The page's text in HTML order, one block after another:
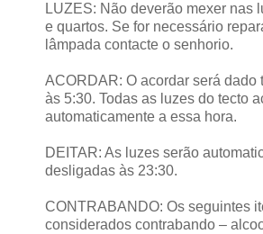
LUZES: Não deverão mexer nas
e quartos. Se for necessário
lâmpada contacte o senhorio.
ACORDAR: O acordar será dado
às 5:30. Todas as luzes do tecto
automaticamente a essa hora.
DEITAR: As luzes serão
desligadas às 23:30.
CONTRABANDO: Os seguintes
considerados contrabando –